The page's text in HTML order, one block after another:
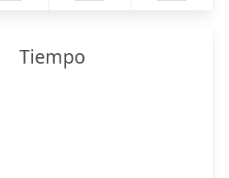
Tiempo